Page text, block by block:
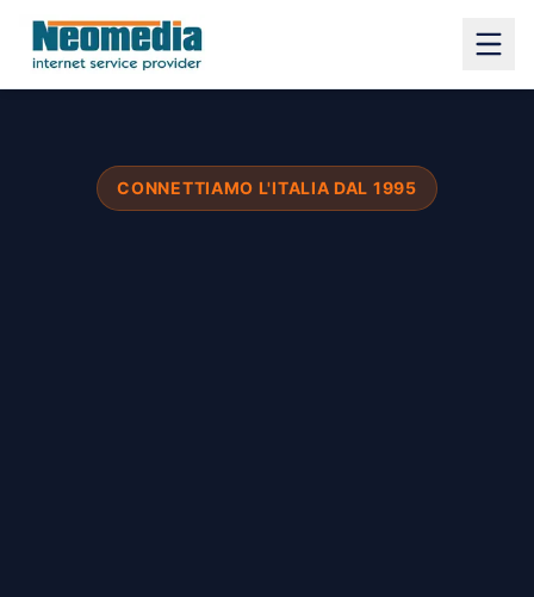
CONNETTIAMO L'ITALIA DAL 1995